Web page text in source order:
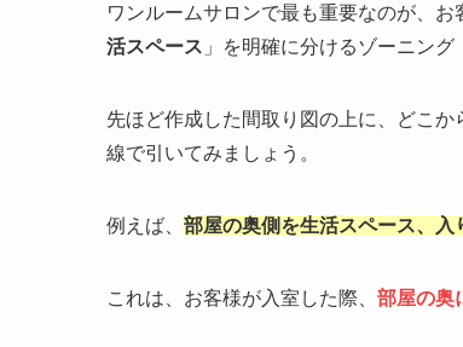
ワンルームサロンで最も重要なのが、お
活スペース 」を明確に分けるゾーニング
先ほど作成した間取り図の上に、どこ
線で引いてみましょう。
例えば、 部屋の奥側を生活スペース、
これは、お客様が入室した際、 部屋の奥